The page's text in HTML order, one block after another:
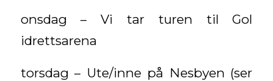
onsdag – Vi tar turen til Gol
idrettsarena
torsdag – Ute/inne på Nesbyen (ser